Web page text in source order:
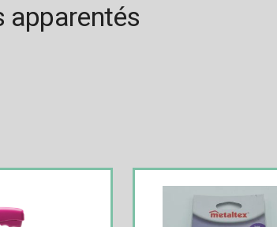
apparentés